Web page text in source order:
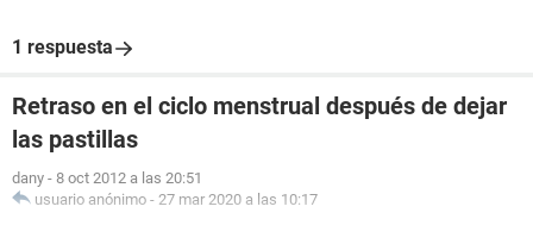
1 respuesta
Retraso en el ciclo menstrual después de dejar
las pastillas
dany - 8 oct 2012 a las 20:51
usuario anónimo - 27 mar 2020 a las 10:17